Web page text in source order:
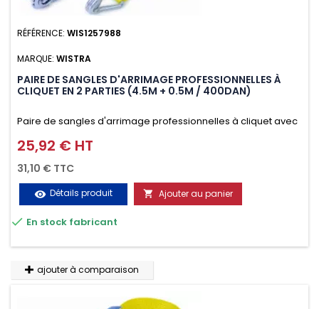
RÉFÉRENCE: WIS1257988
MARQUE: WISTRA
PAIRE DE SANGLES D'ARRIMAGE PROFESSIONNELLES À
CLIQUET EN 2 PARTIES (4.5M + 0.5M / 400DAN)
Paire de sangles d'arrimage professionnelles à cliquet avec
crochet en 2 parties (4.5M + 0.5M / 400daN), simple et rapide
d'utilisation. Permet d'arrimer et de sécuriser
vos chargements pendant le transport. Matière polyester
très résistante aux UV et aux variations de températures,
n'absorbe pas l'eau.
Prix
25,92 € HT
31,10 € TTC
visibility Détails produit  Ajouter au panier
 En stock fabricant
ajouter à comparaison